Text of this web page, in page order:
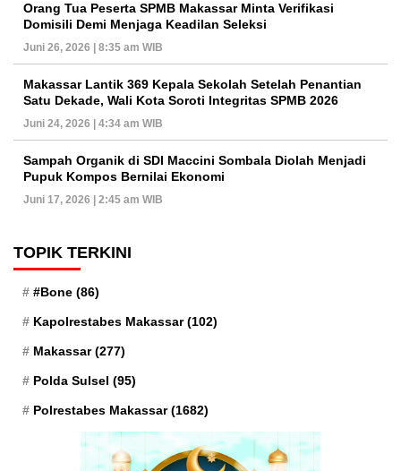
Orang Tua Peserta SPMB Makassar Minta Verifikasi
Domisili Demi Menjaga Keadilan Seleksi
Juni 26, 2026 | 8:35 am WIB
Makassar Lantik 369 Kepala Sekolah Setelah Penantian
Satu Dekade, Wali Kota Soroti Integritas SPMB 2026
Juni 24, 2026 | 4:34 am WIB
Sampah Organik di SDI Maccini Sombala Diolah Menjadi
Pupuk Kompos Bernilai Ekonomi
Juni 17, 2026 | 2:45 am WIB
TOPIK TERKINI
#Bone (86)
Kapolrestabes Makassar(102)
Makassar(277)
Polda Sulsel (95)
Polrestabes Makassar(1682)